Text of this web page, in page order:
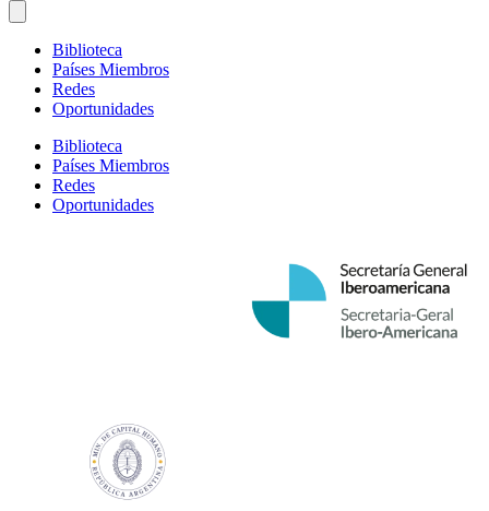
Biblioteca
Países Miembros
Redes
Oportunidades
Biblioteca
Países Miembros
Redes
Oportunidades